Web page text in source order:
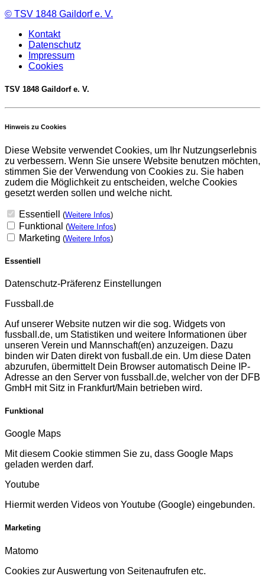
© TSV 1848 Gaildorf e. V.
Kontakt
Datenschutz
Impressum
Cookies
TSV 1848 Gaildorf e. V.
Hinweis zu Cookies
Diese Website verwendet Cookies, um Ihr Nutzungserlebnis
zu verbessern. Wenn Sie unsere Website benutzen möchten,
stimmen Sie der Verwendung von Cookies zu. Sie haben
zudem die Möglichkeit zu entscheiden, welche Cookies
gesetzt werden sollen und welche nicht.
Essentiell (Weitere Infos)
Funktional (Weitere Infos)
Marketing (Weitere Infos)
Essentiell
Datenschutz-Präferenz Einstellungen
Fussball.de
Auf unserer Website nutzen wir die sog. Widgets von
fussball.de, um Statistiken und weitere Informationen über
unseren Verein und Mannschaft(en) anzuzeigen. Dazu
binden wir Daten direkt von fusball.de ein. Um diese Daten
abzurufen, übermittelt Dein Browser automatisch Deine IP-
Adresse an den Server von fussball.de, welcher von der DFB
GmbH mit Sitz in Frankfurt/Main betrieben wird.
Funktional
Google Maps
Mit diesem Cookie stimmen Sie zu, dass Google Maps
geladen werden darf.
Youtube
Hiermit werden Videos von Youtube (Google) eingebunden.
Marketing
Matomo
Cookies zur Auswertung von Seitenaufrufen etc.